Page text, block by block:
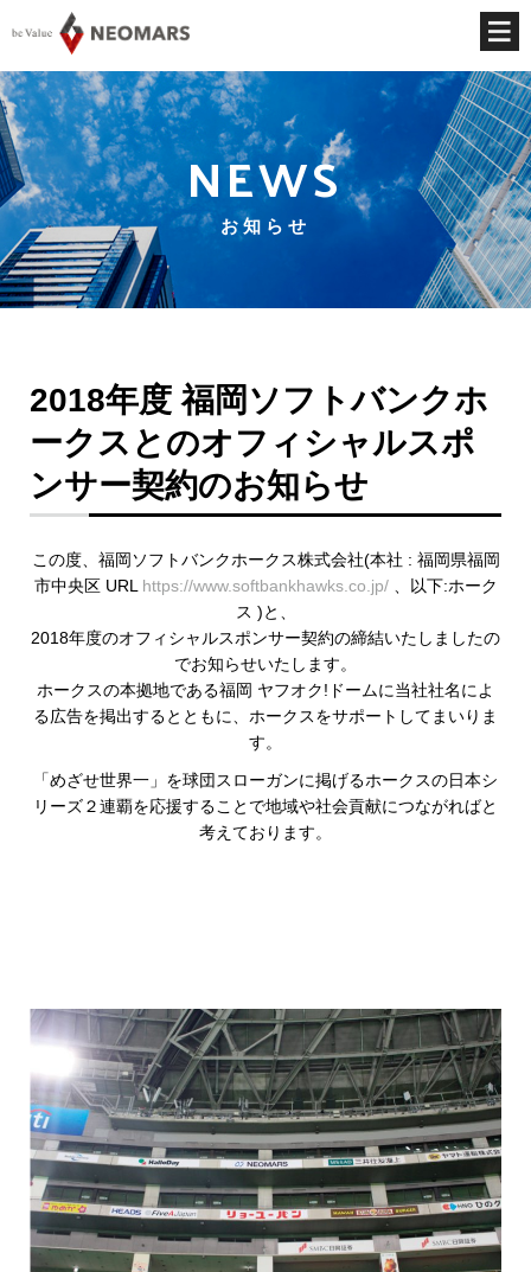
NEWS
お知らせ
2018年度 福岡ソフトバンクホ
ークスとのオフィシャルスポ
ンサー契約のお知らせ
この度、福岡ソフトバンクホークス株式会社(本社 : 福岡県福岡
市中央区 URL https://www.softbankhawks.co.jp/、以下:ホーク
ス )と、
2018年度のオフィシャルスポンサー契約の締結いたしましたの
でお知らせいたします。
ホークスの本拠地である福岡 ヤフオク!ドームに当社社名によ
る広告を掲出するとともに、ホークスをサポートしてまいりま
す。
「めざせ世界一」を球団スローガンに掲げるホークスの日本シ
リーズ２連覇を応援することで地域や社会貢献につながればと
考えております。